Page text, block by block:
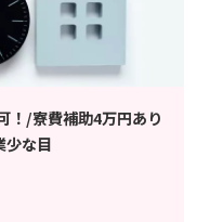
！/寮費補助4万円あり
な目